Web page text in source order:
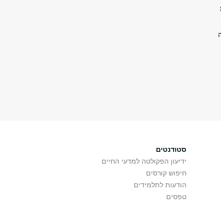
סטודנטים
ידיעון הפקולטה למדעי החיים
חיפוש קורסים
הודעות לתלמידים
טפסים